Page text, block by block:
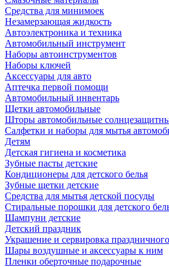
Средства для минимоек
Незамерзающая жидкость
Автоэлектроника и техника
Автомобильный инструмент
Наборы автоинструментов
Наборы ключей
Аксессуары для авто
Аптечка первой помощи
Автомобильный инвентарь
Щетки автомобильные
Шторы автомобильные
Салфетки и наборы для мытья
Детям
Детская гигиена и косметика
Зубные пасты детские
Кондиционеры для детского белья
Зубные щетки детские
Средства для мытья детской посуды
Стиральные порошки для детского
Шампуни детские
Детский праздник
Украшение и сервировка
Шары воздушные и аксессуары к ним
Пленки оберточные подарочные